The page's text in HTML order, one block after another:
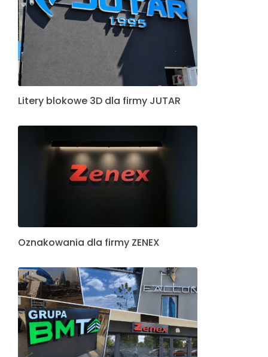
Litery blokowe 3D dla firmy JUTAR
Oznakowania dla firmy ZENEX